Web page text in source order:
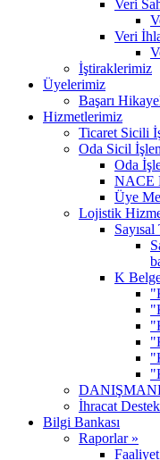
Veri
Veri
İştiraklerimiz
Üyelerimiz
Başarı
Hizmetlerimiz
Ticaret Sicili
Oda Sicil
Oda
NACE
Üye
Lojistik
K
İhracat
Bilgi Bankası
Raporlar »